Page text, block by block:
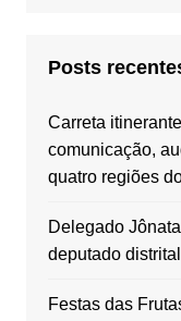
Posts
Carreta
comunicação,
quatro regiões
Delegado
deputado
Festas das